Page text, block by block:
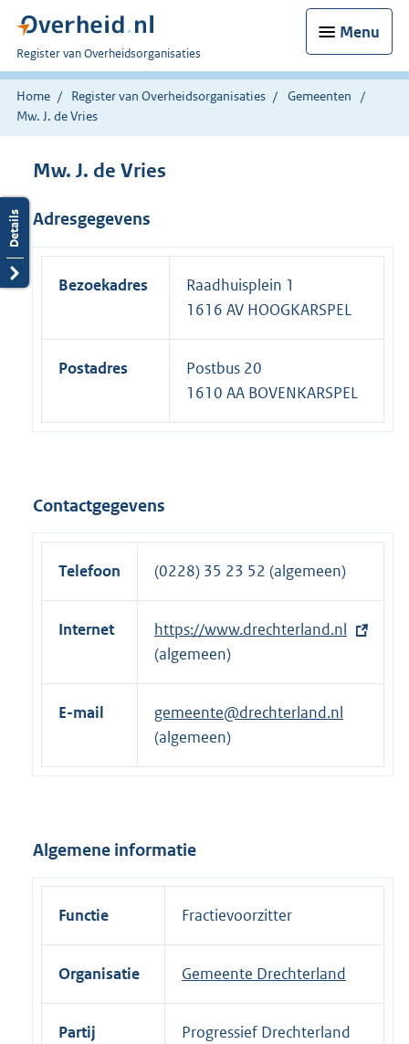
Menu
U
bent
nu
hier:
Register van Overheidsorganisaties
Home Register van Overheidsorganisaties
Gemeenten
Mw. J. de Vries
Mw. J. de Vries
Adresgegevens
Bezoekadres
Raadhuisplein 1
1616 AV HOOGKARSPEL
Postadres
Postbus 20
1610 AA BOVENKARSPEL
Contactgegevens
Telefoon (0228) 35 23 52 (algemeen)
Internet
E
x
t
r
e
n
k
https://www.drechterland.nl
(algemeen)
E-mail
gemeente@drechterland.nl
(algemeen)
Algemene informatie
Functie Fractievoorzitter
Organisatie Gemeente Drechterland
Partij Progressief Drechterland